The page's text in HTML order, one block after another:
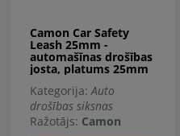
Camon Car Safety
Leash 25mm -
automašīnas drošības
josta, platums 25mm
Kategorija:Auto
drošības siksnas
Ražotājs: Camon